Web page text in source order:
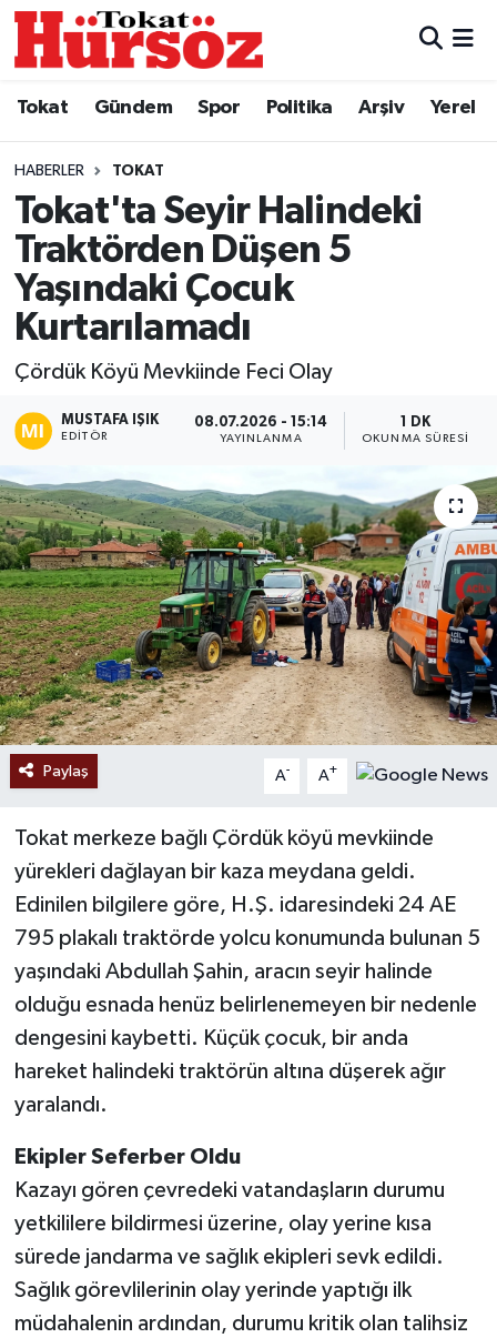
Tokat Gündem Spor Politika Arşiv Yerel
HABERLER TOKAT
Tokat'ta Seyir Halindeki
Traktörden Düşen 5
Yaşındaki Çocuk
Kurtarılamadı
Çördük Köyü Mevkiinde Feci Olay
MUSTAFA IŞIK
EDITÖR
08.07.2026 - 15:14
YAYINLANMA
1 DK
OKUNMA SÜRESI
Paylaş A- A+
Tokat merkeze bağlı Çördük köyü mevkiinde
yürekleri dağlayan bir kaza meydana geldi.
Edinilen bilgilere göre, H.Ş. idaresindeki 24 AE
795 plakalı traktörde yolcu konumunda bulunan 5
yaşındaki Abdullah Şahin, aracın seyir halinde
olduğu esnada henüz belirlenemeyen bir nedenle
dengesini kaybetti. Küçük çocuk, bir anda
hareket halindeki traktörün altına düşerek ağır
yaralandı.
Ekipler Seferber Oldu
Kazayı gören çevredeki vatandaşların durumu
yetkililere bildirmesi üzerine, olay yerine kısa
sürede jandarma ve sağlık ekipleri sevk edildi.
Sağlık görevlilerinin olay yerinde yaptığı ilk
müdahalenin ardından, durumu kritik olan talihsiz
Türkiye Gündemi
Gündem
Asayiş
Spor
Politika
Tokat Spor
Eğitim
Ekonomi
Sağlık
Tokat Haber
Hava Durumu
Tokat Namaz Vakitleri
Trafik Durumu
Süper Lig Puan Durumu ve Fikstür
Tüm Manşetler
Son Dakika Haberleri
Haber Arşivi